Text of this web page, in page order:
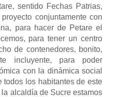
sentido Fechas Patrias,
conjuntamente con
para hacer de Petare el
para tener un centro
de contenedores, bonito,
incluyente, para poder
con la dinámica social
los habitantes de este
alcaldía de Sucre estamos